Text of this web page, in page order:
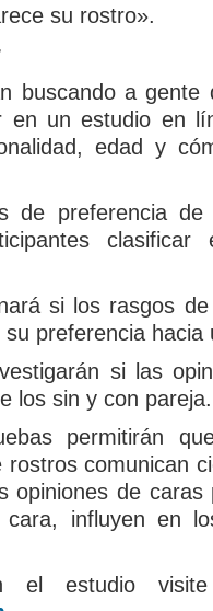
su rostro».
buscando a gente
en un estudio en
edad y
de preferencia
clasificar
si los rasgos
preferencia hacia
si las
los sin y con pareja.
permitirán
comunican
opiniones de caras
influyen en
el estudio